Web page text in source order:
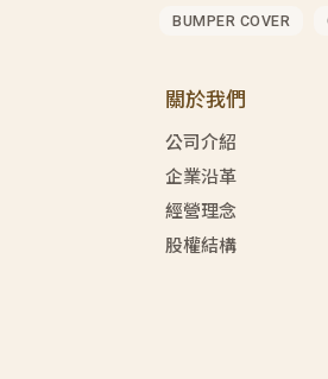
BUMPER COVER
關於我們
公司介紹
企業沿革
經營理念
股權結構